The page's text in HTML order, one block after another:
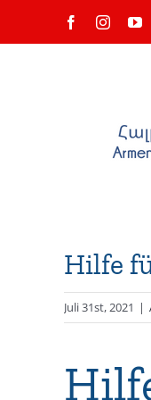
Facebook
Hilfe
Juli 31st, 2021 |